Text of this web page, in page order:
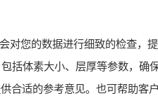
对您的数据进行细致的检查，
括体素大小、层厚等参数，确
合适的参考意见。也可帮助客